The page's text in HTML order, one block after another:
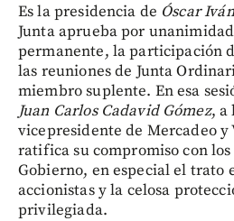
Es la presidencia de Óscar
Junta aprueba por
permanente, la participación
las reuniones de Junta
miembro suplente. En esa
Juan Carlos Cadavid Gómez, a
vicepresidente de Mercadeo y
ratifica su compromiso con
Gobierno, en especial el trato
accionistas y la celosa
privilegiada.